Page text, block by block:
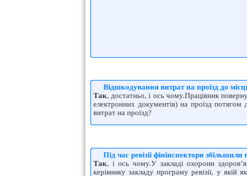
Відшкодування витрат на проїзд до
Так, достатньо, і ось чому.Працівник
електронних документів) на проїзд
витрат на проїзд?
Під час ревізії фінінспектори
Так, і ось чому.У закладі охорони
керівнику закладу програму ревізії, у якій